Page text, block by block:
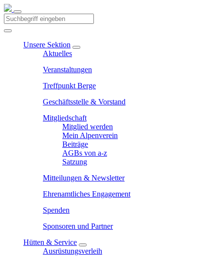
Unsere Sektion
Aktuelles
Veranstaltungen
Treffpunkt Berge
Geschäftsstelle & Vorstand
Mitgliedschaft
Mitglied werden
Mein Alpenverein
Beiträge
AGBs von a-z
Satzung
Mitteilungen & Newsletter
Ehrenamtliches Engagement
Spenden
Sponsoren und Partner
Hütten & Service
Ausrüstungsverleih